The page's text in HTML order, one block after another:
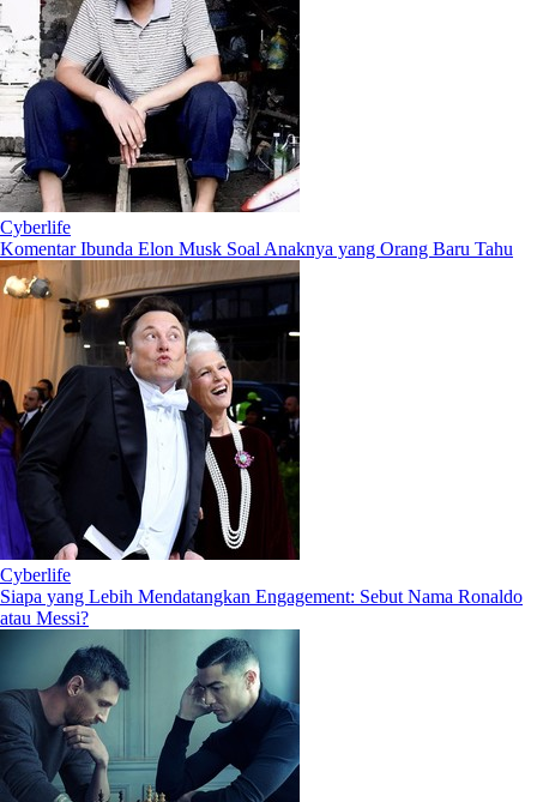
Cyberlife
Komentar Ibunda Elon Musk Soal Anaknya yang Orang Baru Tahu
Cyberlife
Siapa yang Lebih Mendatangkan Engagement: Sebut Nama Ronaldo
atau Messi?